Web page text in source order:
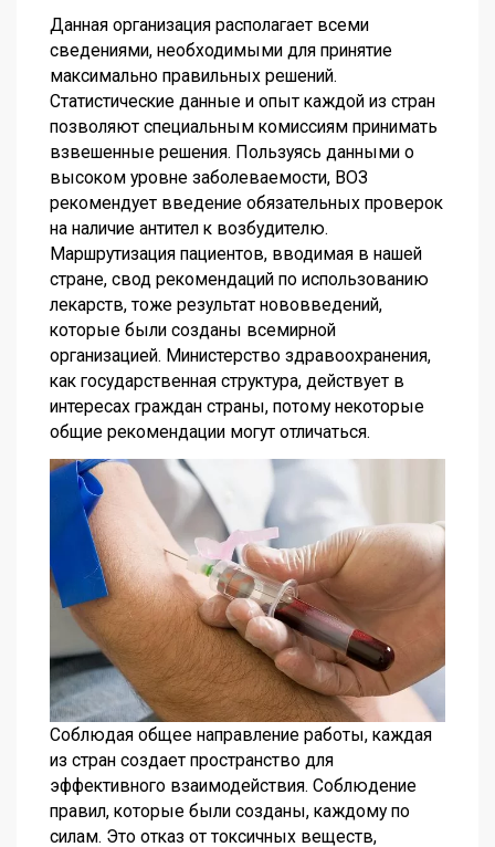
Данная организация располагает всеми
сведениями, необходимыми для принятие
максимально правильных решений.
Статистические данные и опыт каждой из стран
позволяют специальным комиссиям принимать
взвешенные решения. Пользуясь данными о
высоком уровне заболеваемости, ВОЗ
рекомендует введение обязательных проверок
на наличие антител к возбудителю.
Маршрутизация пациентов, вводимая в нашей
стране, свод рекомендаций по использованию
лекарств, тоже результат нововведений,
которые были созданы всемирной
организацией. Министерство здравоохранения,
как государственная структура, действует в
интересах граждан страны, потому некоторые
общие рекомендации могут отличаться.
Соблюдая общее направление работы, каждая
из стран создает пространство для
эффективного взаимодействия. Соблюдение
правил, которые были созданы, каждому по
силам. Это отказ от токсичных веществ,